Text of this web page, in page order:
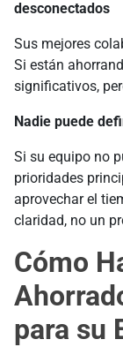
desconectados
Sus mejores
Si están
significativos,
Nadie puede
Si su equipo no
prioridades
aprovechar el
claridad, no un
Cómo
para su